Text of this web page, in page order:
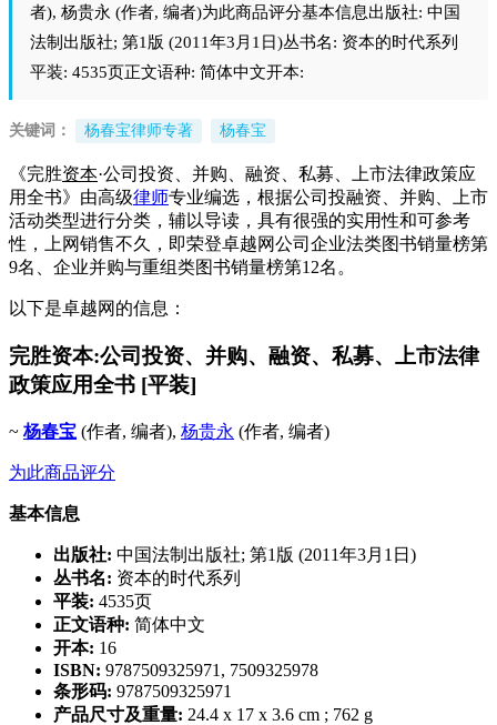
者), 杨贵永 (作者, 编者)为此商品评分基本信息出版社: 中国
法制出版社; 第1版 (2011年3月1日)丛书名: 资本的时代系列
平装: 4535页正文语种: 简体中文开本:
关键词： 杨春宝律师专著 杨春宝
《完胜资本·公司投资、并购、融资、私募、上市法律政策应
用全书》由高级律师专业编选，根据公司投融资、并购、上市
活动类型进行分类，辅以导读，具有很强的实用性和可参考
性，上网销售不久，即荣登卓越网公司企业法类图书销量榜第
9名、企业并购与重组类图书销量榜第12名。
以下是卓越网的信息：
完胜资本:公司投资、并购、融资、私募、上市法律
政策应用全书 [平装]
~ 杨春宝 (作者, 编者), 杨贵永 (作者, 编者)
为此商品评分
基本信息
出版社: 中国法制出版社; 第1版 (2011年3月1日)
丛书名: 资本的时代系列
平装: 4535页
正文语种: 简体中文
开本: 16
ISBN: 9787509325971, 7509325978
条形码: 9787509325971
产品尺寸及重量: 24.4 x 17 x 3.6 cm ; 762 g